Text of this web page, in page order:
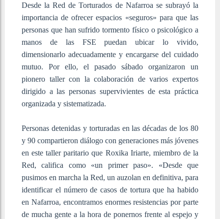
Desde la Red de Torturados de Nafarroa se subrayó la
importancia de ofrecer espacios «seguros» para que las
personas que han sufrido tormento físico o psicológico a
manos de las FSE puedan ubicar lo vivido,
dimensionarlo adecuadamente y encargarse del cuidado
mutuo. Por ello, el pasado sábado organizaron un
pionero taller con la colaboración de varios expertos
dirigido a las personas supervivientes de esta práctica
organizada y sistematizada.
Personas detenidas y torturadas en las décadas de los 80
y 90 compartieron diálogo con generaciones más jóvenes
en este taller paritario que Roxika Iriarte, miembro de la
Red, califica como «un primer paso». «Desde que
pusimos en marcha la Red, un auzolan en definitiva, para
identificar el número de casos de tortura que ha habido
en Nafarroa, encontramos enormes resistencias por parte
de mucha gente a la hora de ponernos frente al espejo y